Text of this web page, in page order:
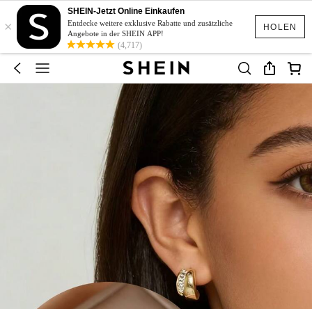
HOLEN
×
SHEIN-Jetzt Online Einkaufen
Entdecke weitere exklusive Rabatte und zusätzliche
Angebote in der SHEIN APP!
(4,717)